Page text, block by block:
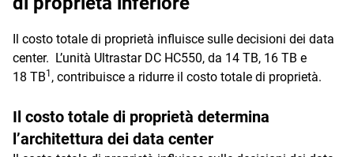
Il costo totale di proprietà influisce sulle decisioni dei data
center. L’unità Ultrastar DC HC550, da 14 TB, 16 TB e
18 TB1 , contribuisce a ridurre il costo totale di proprietà.
Il costo totale di proprietà determina
l’architettura dei data center